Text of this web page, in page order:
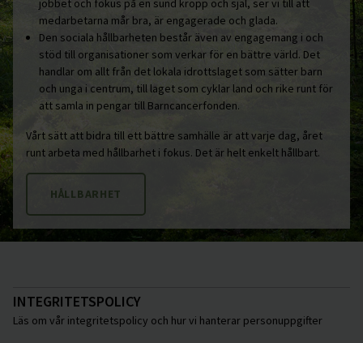
jobbet och fokus på en sund kropp och själ, ser vi till att
medarbetarna mår bra, är engagerade och glada.
Den sociala hållbarheten består även av engagemang i och
stöd till organisationer som verkar för en bättre värld. Det
handlar om allt från det lokala idrottslaget som sätter barn
och unga i centrum, till laget som cyklar land och rike runt för
att samla in pengar till Barncancerfonden.
Vårt sätt att bidra till ett bättre samhälle är att varje dag, året
runt arbeta med hållbarhet i fokus. Det är helt enkelt hållbart.
HÅLLBARHET
INTEGRITETSPOLICY
Läs om vår integritetspolicy och hur vi hanterar personuppgifter